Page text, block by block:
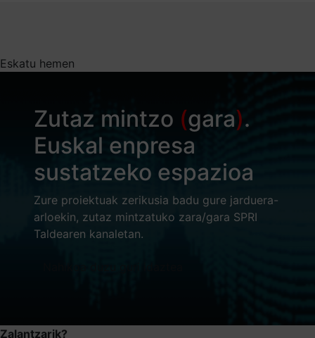
Eskatu hemen
Zutaz mintzo (gara).
Euskal enpresa
sustatzeko espazioa
Zure proiektuak zerikusia badu gure jarduera-
arloekin, zutaz mintzatuko zara/gara SPRI
Taldearen kanaletan.
Zalantzarik?